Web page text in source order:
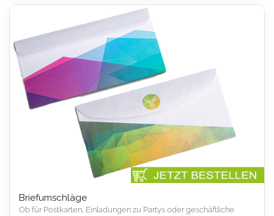
Briefumschläge
Ob für Postkarten, Einladungen zu Partys oder geschäftliche